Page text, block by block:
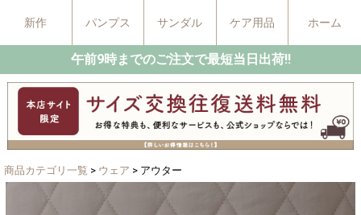
新作 パンプス サンダル ケア用品 ホーム
午前9時までのご注文で最短当日出荷!!
商品カテゴリ一覧 > ウェア > アウター